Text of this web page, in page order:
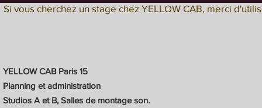
Si vous cherchez un stage chez YELLOW CAB, merci
YELLOW CAB Paris 15
Planning et administration
Studios A et B, Salles de montage son.